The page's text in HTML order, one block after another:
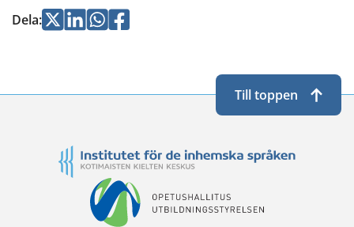
Dela:Jaa Jaa Jaa
Jaa
Till toppen